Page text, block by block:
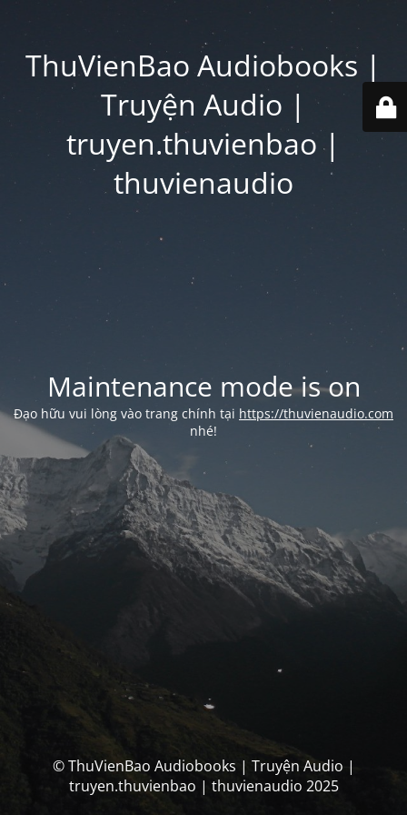
ThuVienBao Audiobooks |
Truyện Audio |
truyen.thuvienbao |
thuvienaudio
Maintenance mode is on
Đạo hữu vui lòng vào trang chính tại https://thuvienaudio.com
nhé!
© ThuVienBao Audiobooks | Truyện Audio |
truyen.thuvienbao | thuvienaudio 2025